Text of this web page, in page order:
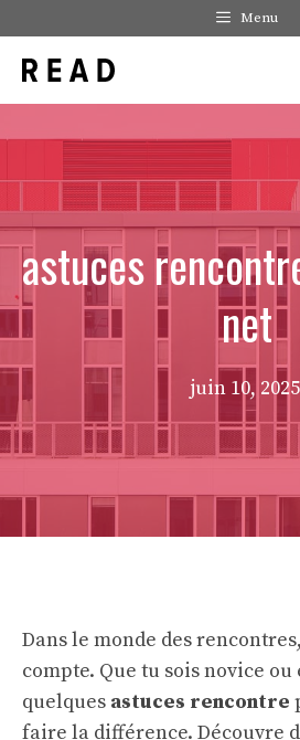
au
contenu
Menu
astuces
net
juin 10, 2025
Dans le monde des
compte. Que tu sois novice
quelques astuces rencontre
faire la différence. Découvre